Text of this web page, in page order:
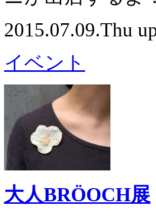
2015.07.09.Thu
イベント
大人BRÖOCH展